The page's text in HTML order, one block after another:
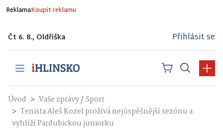
ReklamaKoupit reklamu
Čt 6. 8., Oldřiška Přihlásit se
Úvod Vaše zprávy/Sport
Tenista Aleš Kozel prožívá nejúspěšnější sezónu a
vyhlíží Pardubickou juniorku